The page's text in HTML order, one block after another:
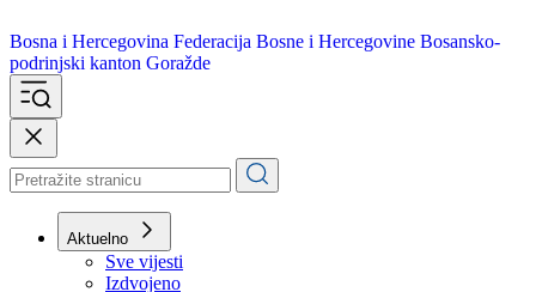
Bosna i Hercegovina
podrinjski kanton Goražde